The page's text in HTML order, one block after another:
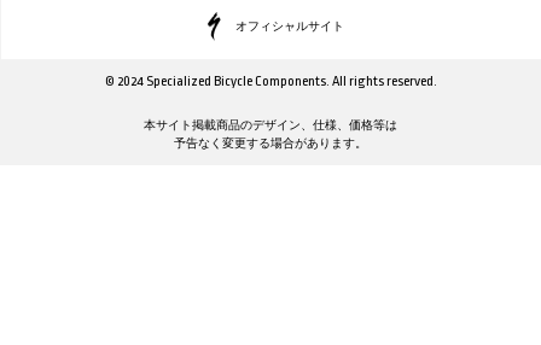
オフィシャルサイト
© 2024 Specialized Bicycle Components. All rights reserved.
本サイト掲載商品のデザイン、仕様、価格等は
予告なく変更する場合があります。